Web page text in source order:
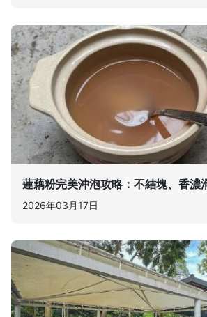
蓮藕粉完美沖泡攻略：不結塊、香濃
2026年03月17日